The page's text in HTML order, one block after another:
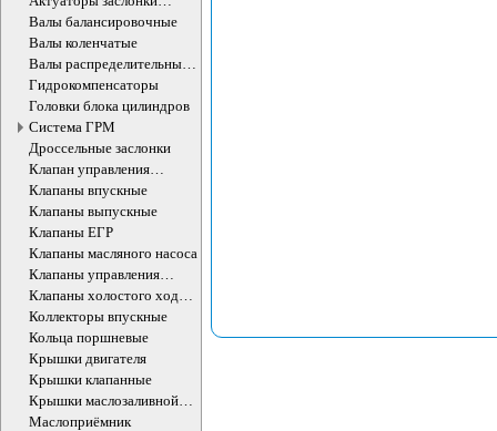
впускного коллектора
Валы балансировочные
Валы коленчатые
Валы распределительные
ДВС
Гидрокомпенсаторы
Головки блока цилиндров
Система ГРМ
Дроссельные заслонки
Клапан управления
впускного коллектора
Клапаны впускные
Клапаны выпускные
Клапаны ЕГР
Клапаны масляного насоса
Клапаны управления
впускного коллектора
Клапаны холостого хода
ДВС
Коллекторы впускные
Кольца поршневые
Крышки двигателя
Крышки клапанные
Крышки маслозаливной
горловины
Маслоприёмник